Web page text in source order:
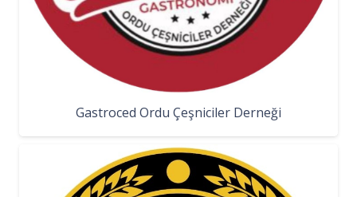
Gastroced Ordu Çeşniciler Derneği